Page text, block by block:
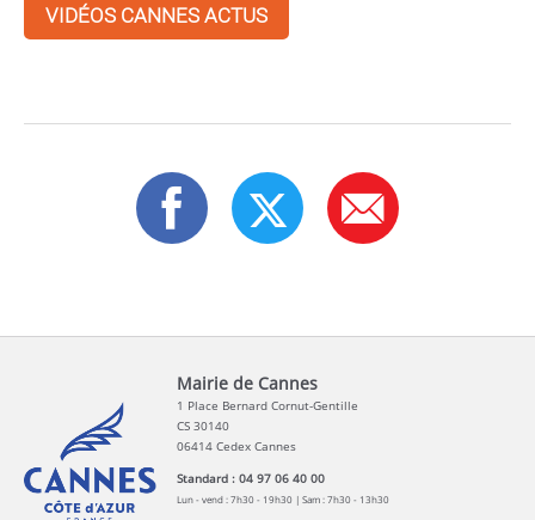
VIDÉOS CANNES ACTUS
Mairie de Cannes
1 Place Bernard Cornut-Gentille
CS 30140
06414 Cedex Cannes
Standard : 04 97 06 40 00
Lun - vend : 7h30 - 19h30 | Sam : 7h30 - 13h30